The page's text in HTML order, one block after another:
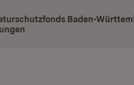
Baden-